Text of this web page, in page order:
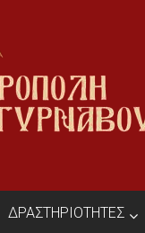
ΔΡΑΣΤΗΡΙΟΤΗΤΕΣ